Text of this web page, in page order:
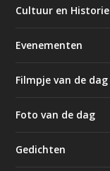
Cultuur en Historie
Evenementen
Filmpje van de dag
Foto van de dag
Gedichten